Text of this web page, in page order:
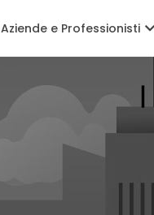
Aziende e Professionisti